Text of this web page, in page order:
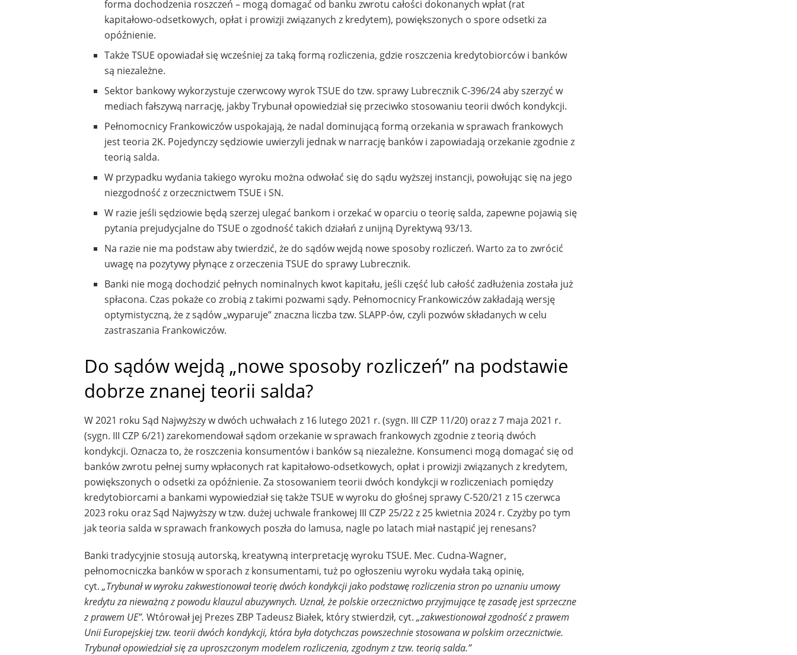
forma dochodzenia roszczeń – mogą domagać od banku zwrotu całości dokonanych wpłat (rat
kapitałowo-odsetkowych, opłat i prowizji związanych z kredytem), powiększonych o spore odsetki za
opóźnienie.
Także TSUE opowiadał się wcześniej za taką formą rozliczenia, gdzie roszczenia kredytobiorców i banków
są niezależne.
Sektor bankowy wykorzystuje czerwcowy wyrok TSUE do tzw. sprawy Lubrecznik C-396/24 aby szerzyć w
mediach fałszywą narrację, jakby Trybunał opowiedział się przeciwko stosowaniu teorii dwóch kondykcji.
Pełnomocnicy Frankowiczów uspokajają, że nadal dominującą formą orzekania w sprawach frankowych
jest teoria 2K. Pojedynczy sędziowie uwierzyli jednak w narrację banków i zapowiadają orzekanie zgodnie z
teorią salda.
W przypadku wydania takiego wyroku można odwołać się do sądu wyższej instancji, powołując się na jego
niezgodność z orzecznictwem TSUE i SN.
W razie jeśli sędziowie będą szerzej ulegać bankom i orzekać w oparciu o teorię salda, zapewne pojawią się
pytania prejudycjalne do TSUE o zgodność takich działań z unijną Dyrektywą 93/13.
Na razie nie ma podstaw aby twierdzić, że do sądów wejdą nowe sposoby rozliczeń. Warto za to zwrócić
uwagę na pozytywy płynące z orzeczenia TSUE do sprawy Lubrecznik.
Banki nie mogą dochodzić pełnych nominalnych kwot kapitału, jeśli część lub całość zadłużenia została już
spłacona. Czas pokaże co zrobią z takimi pozwami sądy. Pełnomocnicy Frankowiczów zakładają wersję
optymistyczną, że z sądów „wyparuje” znaczna liczba tzw. SLAPP-ów, czyli pozwów składanych w celu
zastraszania Frankowiczów.
Do sądów wejdą „nowe sposoby rozliczeń” na podstawie
dobrze znanej teorii salda?
W 2021 roku Sąd Najwyższy w dwóch uchwałach z 16 lutego 2021 r. (sygn. III CZP 11/20) oraz z 7 maja 2021 r.
(sygn. III CZP 6/21) zarekomendował sądom orzekanie w sprawach frankowych zgodnie z teorią dwóch
kondykcji. Oznacza to, że roszczenia konsumentów i banków są niezależne. Konsumenci mogą domagać się od
banków zwrotu pełnej sumy wpłaconych rat kapitałowo-odsetkowych, opłat i prowizji związanych z kredytem,
powiększonych o odsetki za opóźnienie. Za stosowaniem teorii dwóch kondykcji w rozliczeniach pomiędzy
kredytobiorcami a bankami wypowiedział się także TSUE w wyroku do głośnej sprawy C-520/21 z 15 czerwca
2023 roku oraz Sąd Najwyższy w tzw. dużej uchwale frankowej III CZP 25/22 z 25 kwietnia 2024 r. Czyżby po tym
jak teoria salda w sprawach frankowych poszła do lamusa, nagle po latach miał nastąpić jej renesans?
Banki tradycyjnie stosują autorską, kreatywną interpretację wyroku TSUE. Mec. Cudna-Wagner,
pełnomocniczka banków w sporach z konsumentami, tuż po ogłoszeniu wyroku wydała taką opinię,
cyt. „Trybunał w wyroku zakwestionował teorię dwóch kondykcji jako podstawę rozliczenia stron po uznaniu umowy
kredytu za nieważną z powodu klauzul abuzywnych. Uznał, że polskie orzecznictwo przyjmujące tę zasadę jest sprzeczne
z prawem UE”. Wtórował jej Prezes ZBP Tadeusz Białek, który stwierdził, cyt. „zakwestionował zgodność z prawem
Unii Europejskiej tzw. teorii dwóch kondykcji, która była dotychczas powszechnie stosowana w polskim orzecznictwie.
Trybunał opowiedział się za uproszczonym modelem rozliczenia, zgodnym z tzw. teorią salda.”